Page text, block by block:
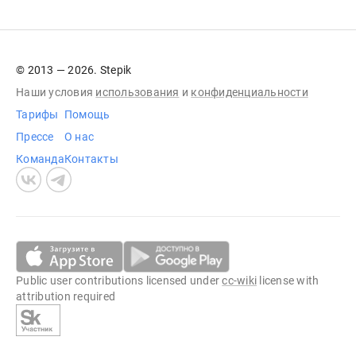
© 2013 — 2026. Stepik
Наши условия использования и конфиденциальности
Тарифы
Прессе
Команда
Помощь
О нас
Контакты
Public user contributions licensed undercc-wiki license with
attribution required